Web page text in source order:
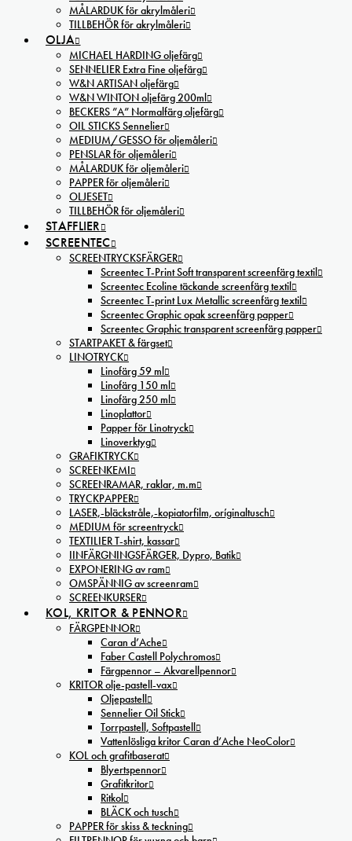
MÅLARDUK för akrylmåleri
TILLBEHÖR för akrylmåleri
OLJA
MICHAEL HARDING oljefärg
SENNELIER Extra Fine oljefärg
W&N ARTISAN oljefärg
W&N WINTON oljefärg 200ml
BECKERS ”A” Normalfärg oljefärg
OIL STICKS Sennelier
MEDIUM/GESSO för oljemåleri
PENSLAR för oljemåleri
MÅLARDUK för oljemåleri
PAPPER för oljemåleri
OLJESET
TILLBEHÖR för oljemåleri
STAFFLIER
SCREENTEC
SCREENTRYCKSFÄRGER
Screentec T-Print Soft transparent screenfärg textil
Screentec Ecoline täckande screenfärg textil
Screentec T-print Lux Metallic screenfärg textil
Screentec Graphic opak screenfärg papper
Screentec Graphic transparent screenfärg papper
STARTPAKET & färgset
LINOTRYCK
Linofärg 59 ml
Linofärg 150 ml
Linofärg 250 ml
Linoplattor
Papper för Linotryck
Linoverktyg
GRAFIKTRYCK
SCREENKEMI
SCREENRAMAR, raklar, m.m
TRYCKPAPPER
LASER,-bläckstråle,-kopiatorfilm, oríginaltusch
MEDIUM för screentryck
TEXTILIER T-shirt, kassar
IINFÄRGNINGSFÄRGER, Dypro, Batik
EXPONERING av ram
OMSPÄNNIG av screenram
SCREENKURSER
KOL, KRITOR & PENNOR
FÄRGPENNOR
Caran d’Ache
Faber Castell Polychromos
Färgpennor – Akvarellpennor
KRITOR olje-pastell-vax
Oljepastell
Sennelier Oil Stick
Torrpastell, Softpastell
Vattenlösliga kritor Caran d’Ache NeoColor
KOL och grafitbaserat
Blyertspennor
Grafitkritor
Ritkol
BLÄCK och tusch
PAPPER för skiss & teckning